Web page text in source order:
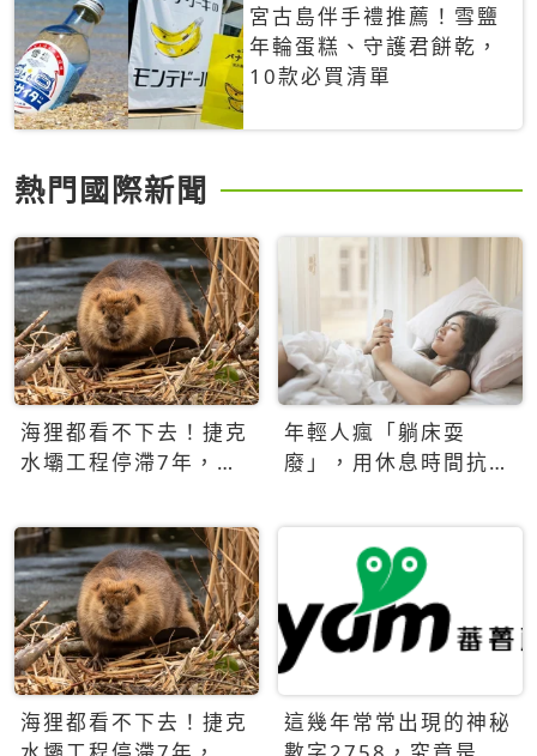
宮古島伴手禮推薦！雪鹽
年輪蛋糕、守護君餅乾，
10款必買清單
熱門國際新聞
海狸都看不下去！捷克
水壩工程停滯7年，海
年輕人瘋「躺床耍
廢」，用休息時間抗拒
海狸都看不下去！捷克
這幾年常常出現的神秘